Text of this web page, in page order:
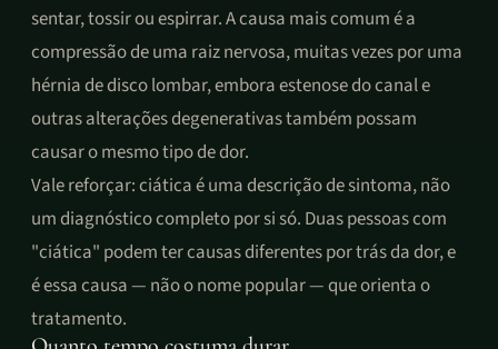
sentar, tossir ou espirrar. A causa mais comum é a
compressão de uma raiz nervosa, muitas vezes por uma
hérnia de disco lombar, embora estenose do canal e
outras alterações degenerativas também possam
causar o mesmo tipo de dor.
Vale reforçar: ciática é uma descrição de sintoma, não
um diagnóstico completo por si só. Duas pessoas com
"ciática" podem ter causas diferentes por trás da dor, e
é essa causa — não o nome popular — que orienta o
tratamento.